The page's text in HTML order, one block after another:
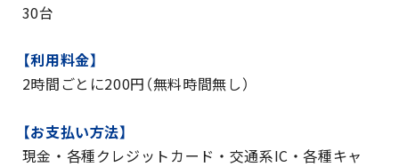
30台
【利用料金】
2時間ごとに200円（無料時間無し）
【お支払い方法】
現金・各種クレジットカード・交通系IC・各種キャ